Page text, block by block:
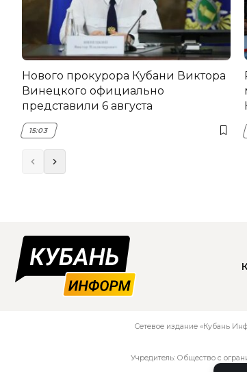
Нового прокурора Кубани Виктора
Винецкого официально
представили 6 августа
15:03
Сетевое издание «Кубань
Учредитель: Общество с